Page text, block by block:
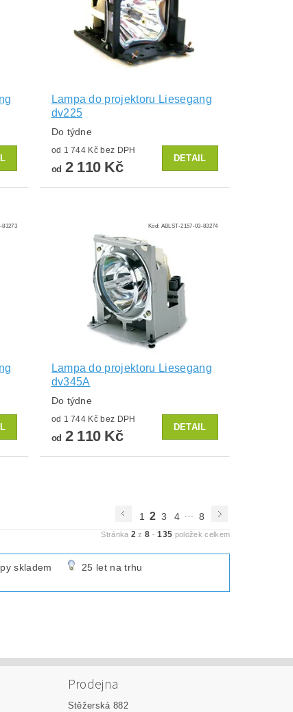
Lampa do projektoru Liesegang
dv225
Do týdne
od 1 744 Kč bez DPH
od 2 110 Kč
DETAIL
83273 Kód: ABLST-2157-03-83274
Lampa do projektoru Liesegang
dv345A
Do týdne
od 1 744 Kč bez DPH
od 2 110 Kč
DETAIL
1 2 3 4 8
Stránka 2 z8 -135 položek celkem
skladem 25 let na trhu
Prodejna
Stěžerská 882